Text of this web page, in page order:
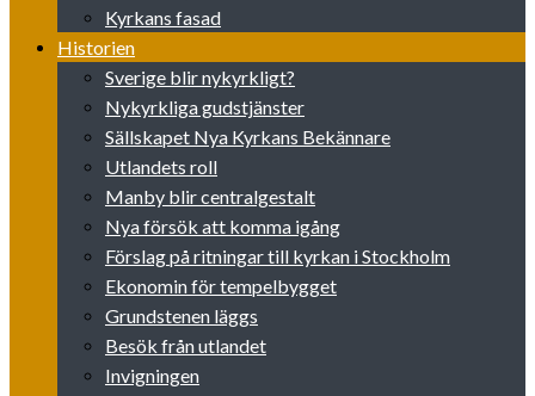
Kyrkans fasad
Historien
Sverige blir nykyrkligt?
Nykyrkliga gudstjänster
Sällskapet Nya Kyrkans Bekännare
Utlandets roll
Manby blir centralgestalt
Nya försök att komma igång
Förslag på ritningar till kyrkan i Stockholm
Ekonomin för tempelbygget
Grundstenen läggs
Besök från utlandet
Invigningen